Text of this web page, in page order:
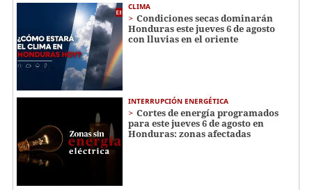
CLIMA
Condiciones secas dominarán
Honduras este jueves 6 de agosto
con lluvias en el oriente
INTERRUPCIÓN ENERGÉTICA
Cortes de energía programados
para este jueves 6 de agosto en
Honduras: zonas afectadas